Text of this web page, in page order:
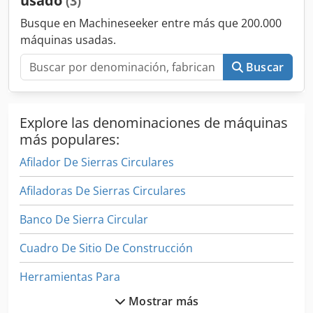
Busque en Machineseeker entre más que 200.000
máquinas usadas.
Buscar
Explore las denominaciones de máquinas
más populares:
Afilador De Sierras Circulares
Afiladoras De Sierras Circulares
Banco De Sierra Circular
Cuadro De Sitio De Construcción
Herramientas Para
Instrucciones De Programación
Mostrar más